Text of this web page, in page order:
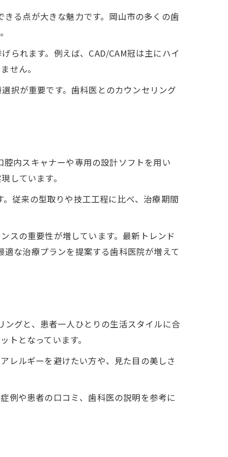
る点が大きな魅力です。岡山市の多くの歯
られます。例えば、CAD/CAM冠は主にハイ
せん。
択が重要です。歯科医とのカウンセリング
内スキャナーや専用の設計ソフトを用い
しています。
従来の型取りや技工工程に比べ、治療期間
スの重要性が増しています。最新トレンド
な治療プランを提案する歯科医院が増えて
グと、患者一人ひとりの生活スタイルに合
となっています。
レルギーを避けたい方や、見た目の美しさ
例や患者の口コミ、歯科医の説明を参考に